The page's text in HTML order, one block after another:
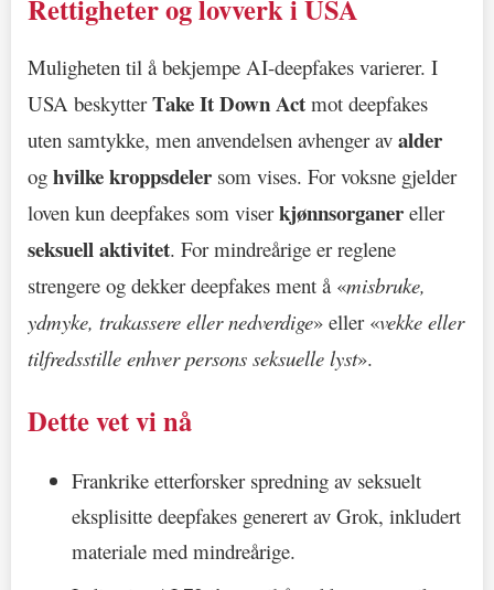
Rettigheter og lovverk i USA
Muligheten til å bekjempe AI-deepfakes varierer. I
USA beskytterTake It Down Act mot deepfakes
uten samtykke, men anvendelsen avhenger av alder
og hvilke kroppsdeler som vises. For voksne gjelder
loven kun deepfakes som viserkjønnsorganer eller
seksuell aktivitet. For mindreårige er reglene
strengere og dekker deepfakes ment å «misbruke,
ydmyke, trakassere eller nedverdige» eller «vekke eller
tilfredsstille enhver persons seksuelle lyst».
Dette vet vi nå
Frankrike etterforsker spredning av seksuelt
eksplisitte deepfakes generert av Grok, inkludert
materiale med mindreårige.